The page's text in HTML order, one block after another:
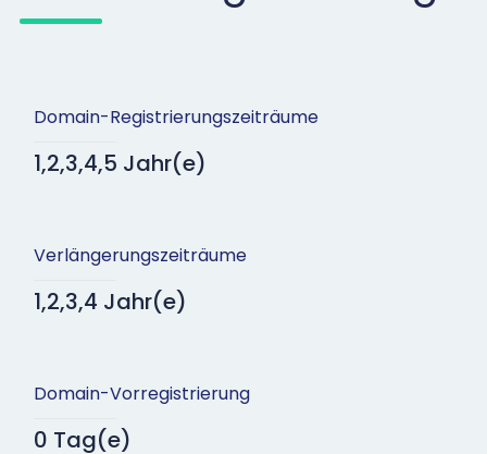
Domain-Registrierungszeiträume
1,2,3,4,5 Jahr(e)
Verlängerungszeiträume
1,2,3,4 Jahr(e)
Domain-Vorregistrierung
0 Tag(e)